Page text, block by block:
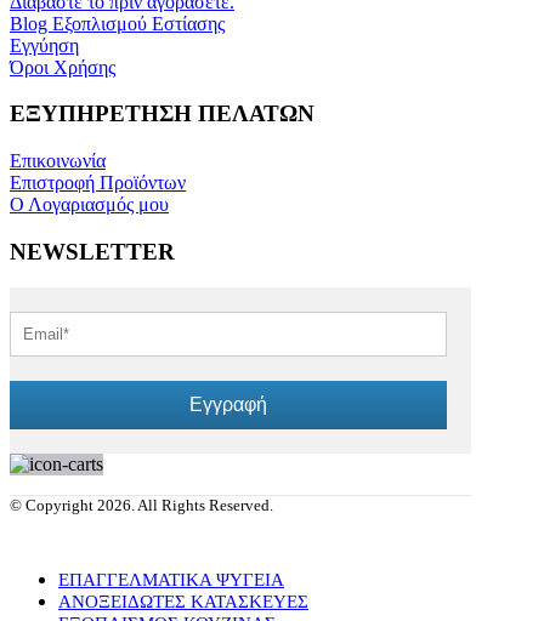
Blog Εξοπλισμού Εστίασης
Εγγύηση
Όροι Χρήσης
ΕΞΥΠΗΡΕΤΗΣΗ ΠΕΛΑΤΩΝ
Επικοινωνία
Επιστροφή Προϊόντων
Ο Λογαριασμός μου
NEWSLETTER
Εγγραφή
© Copyright 2026. All Rights Reserved.
ΕΠΑΓΓΕΛΜΑΤΙΚΑ ΨΥΓΕΙΑ
ΑΝΟΞΕΙΔΩΤΕΣ ΚΑΤΑΣΚΕΥΕΣ